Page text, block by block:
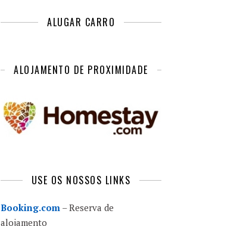
ALUGAR CARRO
ALOJAMENTO DE PROXIMIDADE
USE OS NOSSOS LINKS
Booking.com – Reserva de
alojamento